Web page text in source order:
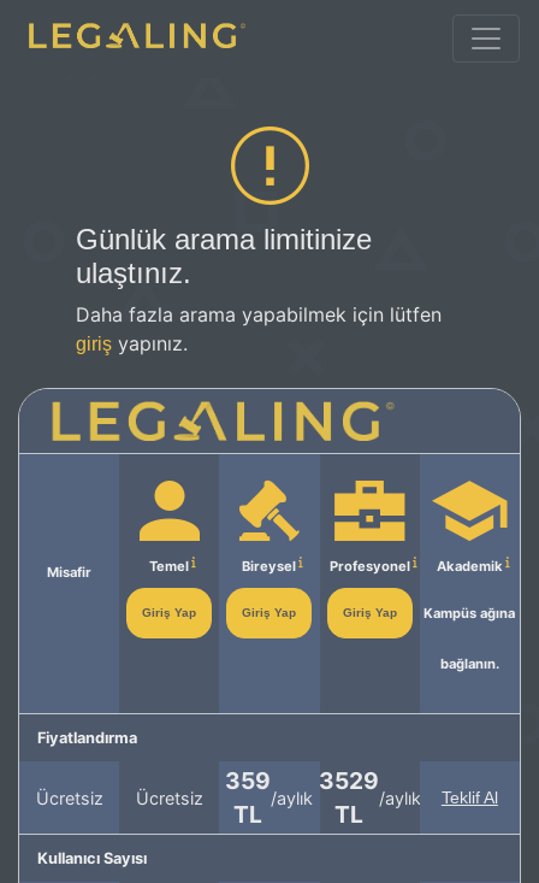
Günlük arama limitinize
ulaştınız.
Daha fazla arama yapabilmek için lütfen
giriş yapınız.
Misafir Temel
Giriş Yap
Bireysel
Giriş Yap
Profesyonel
Giriş Yap
Akademik
Kampüs ağına
bağlanın.
Fiyatlandırma
Ücretsiz Ücretsiz
359
TL
/aylık
3529
TL
/aylık Teklif Al
Kullanıcı Sayısı